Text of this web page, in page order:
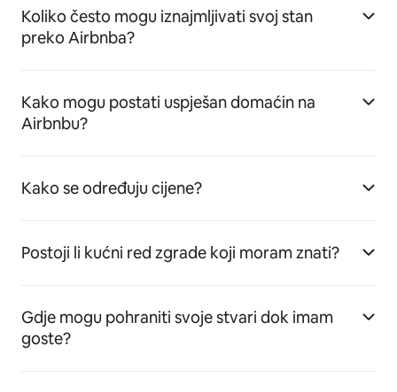
Koliko često mogu iznajmljivati svoj stan
preko Airbnba?
Kako mogu postati uspješan domaćin na
Airbnbu?
Kako se određuju cijene?
Postoji li kućni red zgrade koji moram znati?
Gdje mogu pohraniti svoje stvari dok imam
goste?